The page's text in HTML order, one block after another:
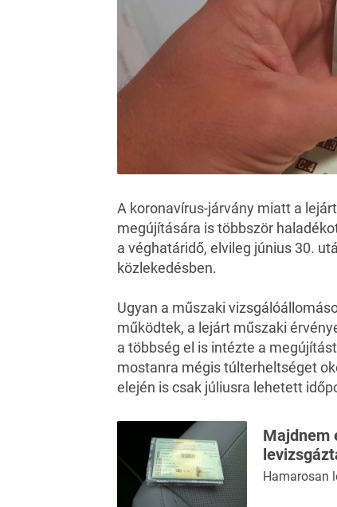
A koronavírus-járvány miatt a
megújítására is többször
a véghatáridő, elvileg június 30.
közlekedésben.
Ugyan a műszaki
működtek, a lejárt műszaki
a többség el is intézte a
mostanra mégis túlterheltséget
elején is csak júliusra lehetett
Majdnem
Hamarosan